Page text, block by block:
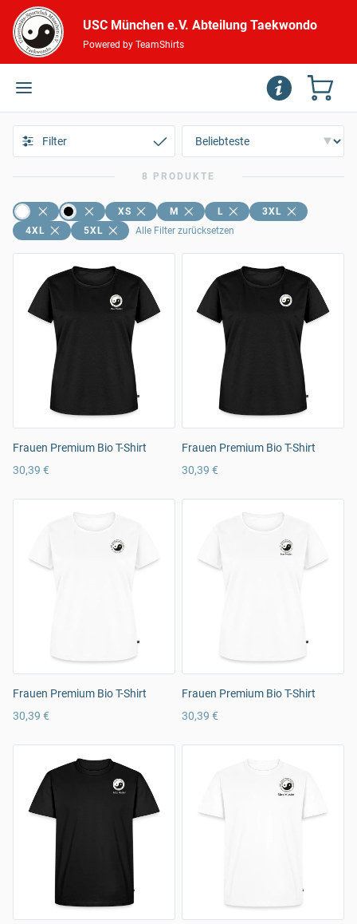
USC München e.V. Abteilung Taekwondo
Powered by TeamShirts
Filter
8 PRODUKTE
XS M L
3XL
4XL
5XL Alle Filter zurücksetzen
Frauen Premium Bio T-Shirt
30,39 €
Frauen Premium Bio T-Shirt
30,39 €
Frauen Premium Bio T-Shirt
30,39 €
Frauen Premium Bio T-Shirt
30,39 €